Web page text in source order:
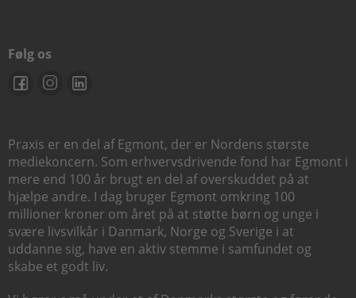
Følg os
Praxis er en del af Egmont, der er Nordens største
mediekoncern. Som erhvervsdrivende fond har Egmont i
mere end 100 år brugt en del af overskuddet på at
hjælpe andre. I dag bruger Egmont omkring 100
millioner kroner om året på at støtte børn og unge i
svære livsvilkår i Danmark, Norge og Sverige i at
uddanne sig, have en aktiv stemme i samfundet og
skabe et godt liv.